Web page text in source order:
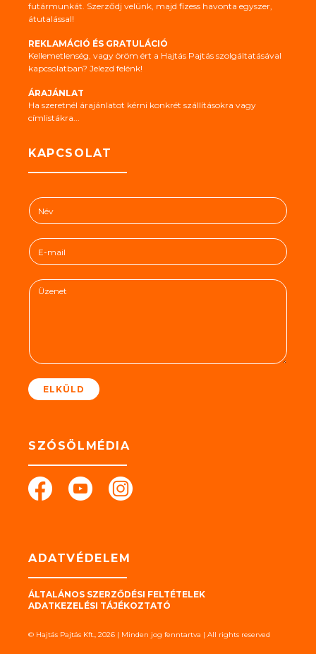
futármunkát. Szerződj velünk, majd fizess havonta egyszer,
átutalással!
REKLAMÁCIÓ ÉS GRATULÁCIÓ
Kellemetlenség, vagy öröm ért a Hajtás Pajtás szolgáltatásával
kapcsolatban? Jelezd felénk!
ÁRAJÁNLAT
Ha szeretnél árajánlatot kérni konkrét szállításokra vagy
címlistákra...
KAPCSOLAT
N
é
*E
-
a
Ü
t
ELKÜLD
SZÓSÖLMÉDIA
ADATVÉDELEM
ÁLTALÁNOS SZERZŐDÉSI FELTÉTELEK
ADATKEZELÉSI TÁJÉKOZTATÓ
© Hajtás Pajtás Kft., 2026 | Minden jog fenntartva | All rights reserved